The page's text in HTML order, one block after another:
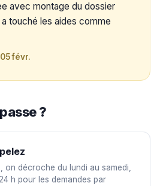
avec montage du dossier
touché les aides comme
févr.
?
on décroche du lundi au samedi,
h pour les demandes par